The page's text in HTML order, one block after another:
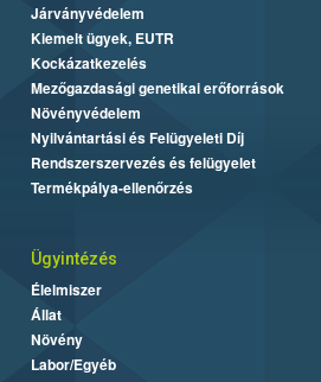
Járványvédelem
Kiemelt ügyek, EUTR
Kockázatkezelés
Mezőgazdasági genetikai erőforrások
Növényvédelem
Nyilvántartási és Felügyeleti Díj
Rendszerszervezés és felügyelet
Termékpálya-ellenőrzés
Ügyintézés
Élelmiszer
Állat
Növény
Labor/Egyéb